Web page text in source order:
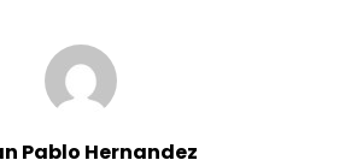
Pablo Hernandez